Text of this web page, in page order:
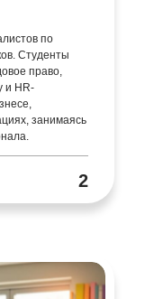
по
Студенты
право,
и HR-
занимаясь
2